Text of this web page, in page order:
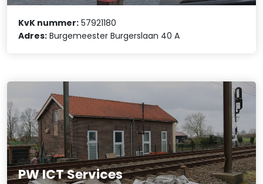
KvK nummer: 57921180
Adres: Burgemeester Burgerslaan 40 A
PW ICT Services